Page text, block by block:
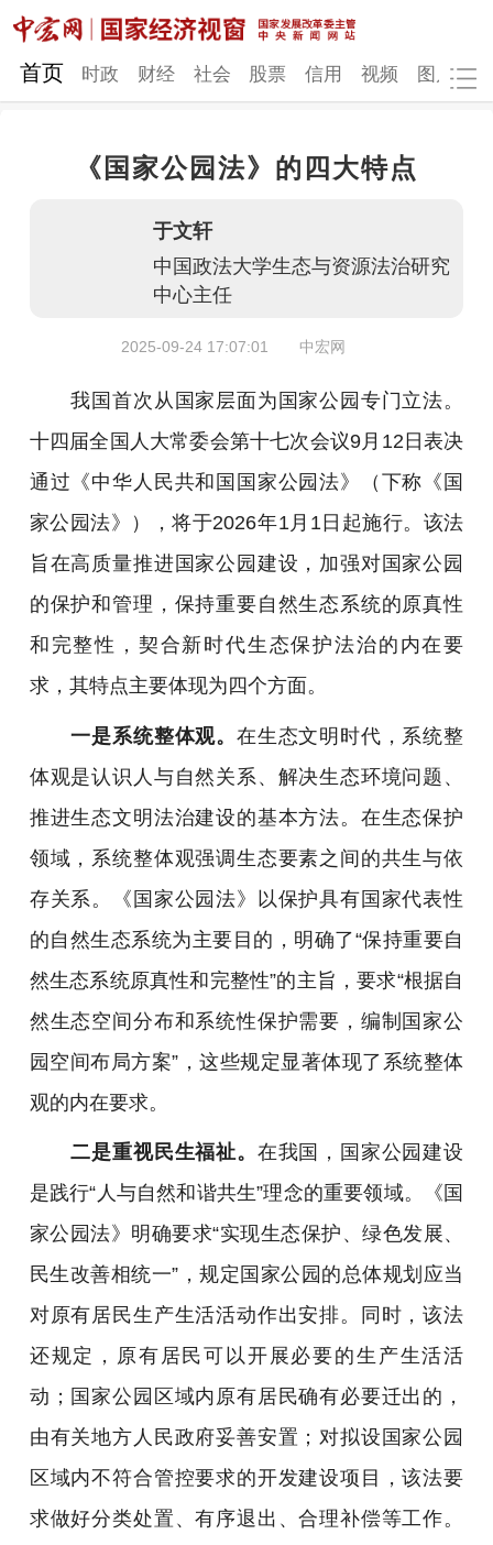
网站地图
视频
中宏研究
首页 时政 财经 社会 股票 信用 视频 图片
《国家公园法》的四大特点
于文轩
中国政法大学生态与资源法治研究
中心主任
2025-09-24 17:07:01 中宏网
我国首次从国家层面为国家公园专门立法。
十四届全国人大常委会第十七次会议9月12日表决
通过《中华人民共和国国家公园法》（下称《国
家公园法》），将于2026年1月1日起施行。该法
旨在高质量推进国家公园建设，加强对国家公园
的保护和管理，保持重要自然生态系统的原真性
和完整性，契合新时代生态保护法治的内在要
求，其特点主要体现为四个方面。
一是系统整体观。 在生态文明时代，系统整
体观是认识人与自然关系、解决生态环境问题、
推进生态文明法治建设的基本方法。在生态保护
领域，系统整体观强调生态要素之间的共生与依
存关系。《国家公园法》以保护具有国家代表性
的自然生态系统为主要目的，明确了“保持重要自
然生态系统原真性和完整性”的主旨，要求“根据自
然生态空间分布和系统性保护需要，编制国家公
园空间布局方案” ，这些规定显著体现了系统整体
观的内在要求。
二是重视民生福祉。 在我国，国家公园建设
是践行“人与自然和谐共生”理念的重要领域。《国
家公园法》明确要求“实现生态保护、绿色发展、
民生改善相统一”，规定国家公园的总体规划应当
对原有居民生产生活活动作出安排。同时，该法
还规定，原有居民可以开展必要的生产生活活
动；国家公园区域内原有居民确有必要迁出的，
由有关地方人民政府妥善安置；对拟设国家公园
区域内不符合管控要求的开发建设项目，该法要
求做好分类处置、有序退出、合理补偿等工作。